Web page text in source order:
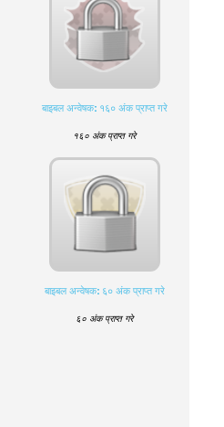
बाइबल अन्वेषक: १६० अंक प्राप्त गरे
१६० अंक प्राप्त गरे
बाइबल अन्वेषक: ६० अंक प्राप्त गरे
६० अंक प्राप्त गरे